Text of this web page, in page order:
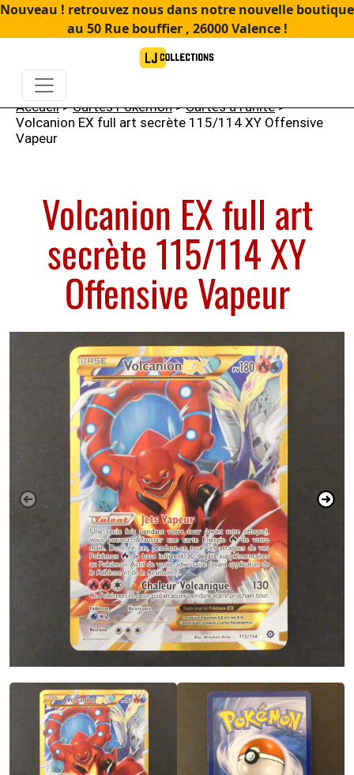
Nouveau ! retrouvez nous dans notre nouvelle boutique
au 50 Rue bouffier , 26000 Valence !
Accueil>Cartes Pokémon>Cartes à l'unité>
Volcanion EX full art secrète 115/114 XY Offensive
Vapeur
Volcanion EX full art
secrète 115/114 XY
Offensive Vapeur